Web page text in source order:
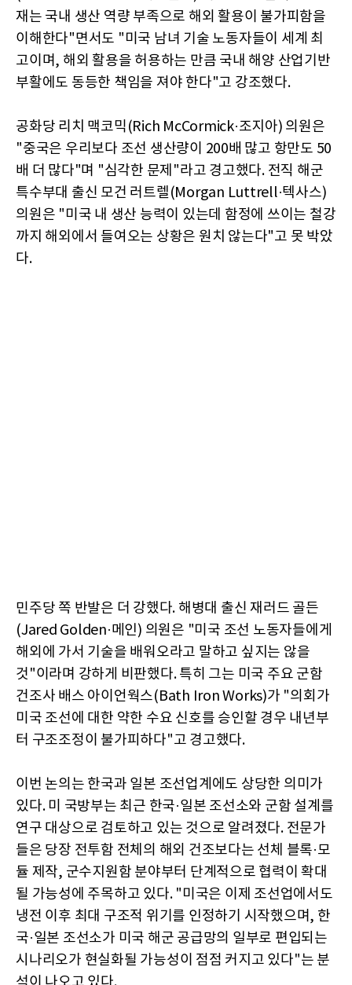
재는 국내 생산 역량 부족으로 해외 활용이 불가피함을
이해한다"면서도 "미국 남녀 기술 노동자들이 세계 최
고이며, 해외 활용을 허용하는 만큼 국내 해양 산업기반
부활에도 동등한 책임을 져야 한다"고 강조했다.
공화당 리치 맥코믹(Rich McCormick·조지아) 의원은
"중국은 우리보다 조선 생산량이 200배 많고 항만도 50
배 더 많다"며 "심각한 문제"라고 경고했다. 전직 해군
특수부대 출신 모건 러트렐(Morgan Luttrell·텍사스)
의원은 "미국 내 생산 능력이 있는데 함정에 쓰이는 철강
까지 해외에서 들여오는 상황은 원치 않는다"고 못 박았
다.
민주당 쪽 반발은 더 강했다. 해병대 출신 재러드 골든
(Jared Golden·메인) 의원은 "미국 조선 노동자들에게
해외에 가서 기술을 배워오라고 말하고 싶지는 않을
것"이라며 강하게 비판했다. 특히 그는 미국 주요 군함
건조사 배스 아이언웍스(Bath Iron Works)가 "의회가
미국 조선에 대한 약한 수요 신호를 승인할 경우 내년부
터 구조조정이 불가피하다"고 경고했다.
이번 논의는 한국과 일본 조선업계에도 상당한 의미가
있다. 미 국방부는 최근 한국·일본 조선소와 군함 설계를
연구 대상으로 검토하고 있는 것으로 알려졌다. 전문가
들은 당장 전투함 전체의 해외 건조보다는 선체 블록·모
듈 제작, 군수지원함 분야부터 단계적으로 협력이 확대
될 가능성에 주목하고 있다. "미국은 이제 조선업에서도
냉전 이후 최대 구조적 위기를 인정하기 시작했으며, 한
국·일본 조선소가 미국 해군 공급망의 일부로 편입되는
시나리오가 현실화될 가능성이 점점 커지고 있다"는 분